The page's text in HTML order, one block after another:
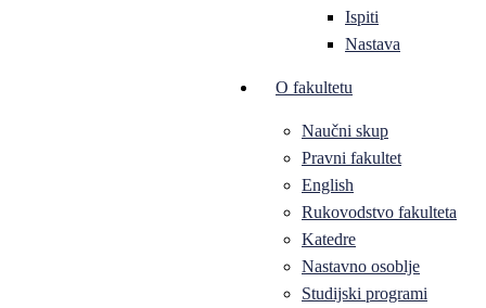
Ispiti
Nastava
O fakultetu
Naučni skup
Pravni fakultet
English
Rukovodstvo fakulteta
Katedre
Nastavno osoblje
Studijski programi